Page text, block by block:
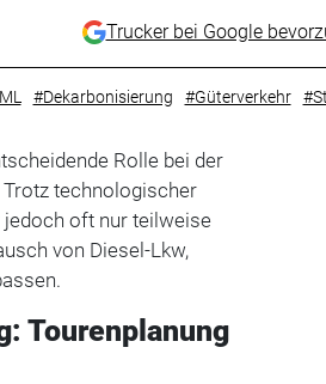
Trucker bei Google
#Dekarbonisierung #Güterverkehr
Rolle bei der
Trotz technologischer
oft nur teilweise
von Diesel-Lkw,
Tourenplanung